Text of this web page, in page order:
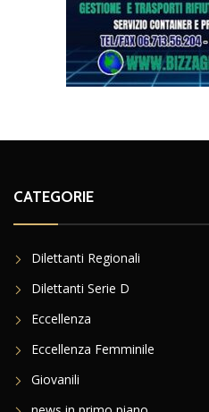
CATEGORIE
Dilettanti Regionali
Dilettanti Serie D
Eccellenza
Eccellenza Femminile
Giovanili